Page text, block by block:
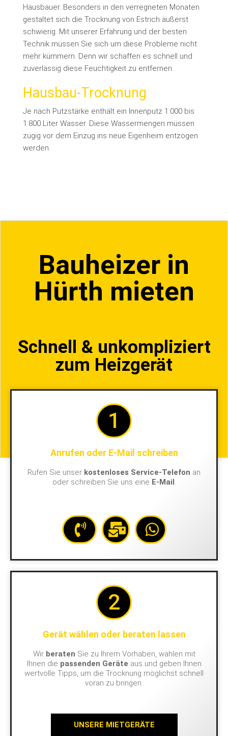
Hausbauer. Besonders in den verregneten Monaten
gestaltet sich die Trocknung von Estrich äußerst
schwierig. Mit unserer Erfahrung und der besten
Technik müssen Sie sich um diese Probleme nicht
mehr kümmern. Denn wir schaffen es schnell und
zuverlässig diese Feuchtigkeit zu entfernen.
Hausbau-Trocknung
Je nach Putzstärke enthält ein Innenputz 1.000 bis
1.800 Liter Wasser. Diese Wassermengen müssen
zügig vor dem Einzug ins neue Eigenheim entzogen
werden.
Bauheizer in
Hürth mieten
Schnell & unkompliziert
zum Heizgerät
1
Anrufen oder E-Mail schreiben
Rufen Sie unser kostenloses Service-Telefon an
oder schreiben Sie uns eine E-Mail.
2
Gerät wählen oder beraten lassen
Wir beraten Sie zu Ihrem Vorhaben, wählen mit
Ihnen die passenden Geräte aus und geben Ihnen
wertvolle Tipps, um die Trocknung möglichst schnell
voran zu bringen.
UNSERE MIETGERÄTE